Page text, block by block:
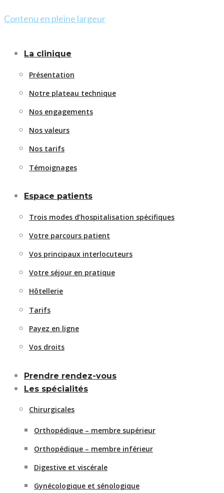
Contenu en pleine largeur
La clinique
Présentation
Notre plateau technique
Nos engagements
Nos valeurs
Nos tarifs
Témoignages
Espace patients
Trois modes d’hospitalisation spécifiques
Votre parcours patient
Vos principaux interlocuteurs
Votre séjour en pratique
Hôtellerie
Tarifs
Payez en ligne
Vos droits
Prendre rendez-vous
Les spécialités
Chirurgicales
Orthopédique – membre supérieur
Orthopédique – membre inférieur
Digestive et viscérale
Gynécologique et sénologique